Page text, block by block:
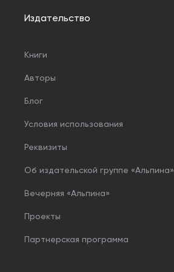
Издательство
Книги
Авторы
Блог
Условия использования
Реквизиты
Об издательской группе «Альпина»
Вечерняя «Альпина»
Проекты
Партнерская программа